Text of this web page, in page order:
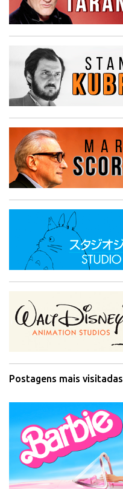
Postagens mais visitadas